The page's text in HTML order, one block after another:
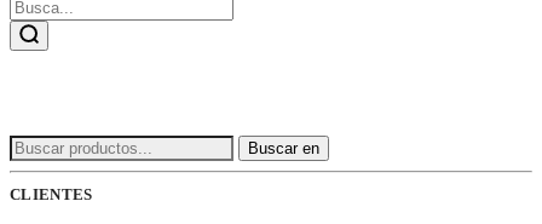
Buscar: Buscar en
CLIENTES